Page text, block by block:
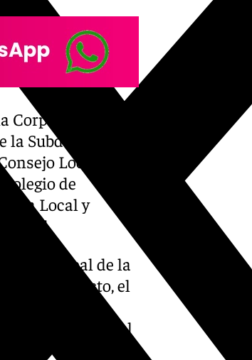
Corporación, del
Subdelegación
Local de
de
Local y
principal de la
este respecto, el
la
misma Plaza del